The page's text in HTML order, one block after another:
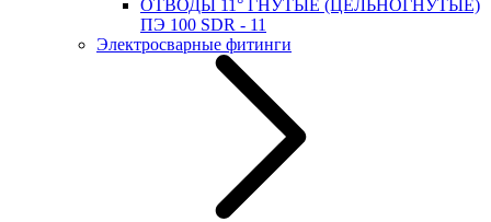
ОТВОДЫ 11° ГНУТЫЕ (ЦЕЛЬНОГНУТЫЕ)
ПЭ 100 SDR - 11
Электросварные фитинги